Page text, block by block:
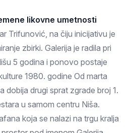
likovne umetnosti
Trifunović, na čiju inicijativu je
zbirki. Galerija je radila pri
5 godina i ponovo postaje
1980. godine Od marta
dobija drugi sprat zgrade broj 1.
u samom centru Niša.
koja se nalazi na trgu kralja